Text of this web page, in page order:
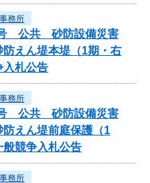
務所
号 公共 砂防設備災害
えん堤本堤（1期・右
札公告
務所
号 公共 砂防設備災害
えん堤前庭保護（1
競争入札公告
務所